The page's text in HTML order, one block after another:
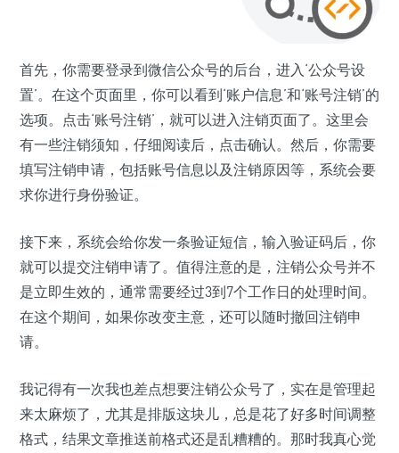
首先，你需要登录到微信公众号的后台，进入‘公众号设
置’。在这个页面里，你可以看到‘账户信息’和‘账号注销’的
选项。点击‘账号注销’，就可以进入注销页面了。这里会
有一些注销须知，仔细阅读后，点击确认。然后，你需要
填写注销申请，包括账号信息以及注销原因等，系统会要
求你进行身份验证。
接下来，系统会给你发一条验证短信，输入验证码后，你
就可以提交注销申请了。值得注意的是，注销公众号并不
是立即生效的，通常需要经过3到7个工作日的处理时间。
在这个期间，如果你改变主意，还可以随时撤回注销申
请。
我记得有一次我也差点想要注销公众号了，实在是管理起
来太麻烦了，尤其是排版这块儿，总是花了好多时间调整
格式，结果文章推送前格式还是乱糟糟的。那时我真心觉